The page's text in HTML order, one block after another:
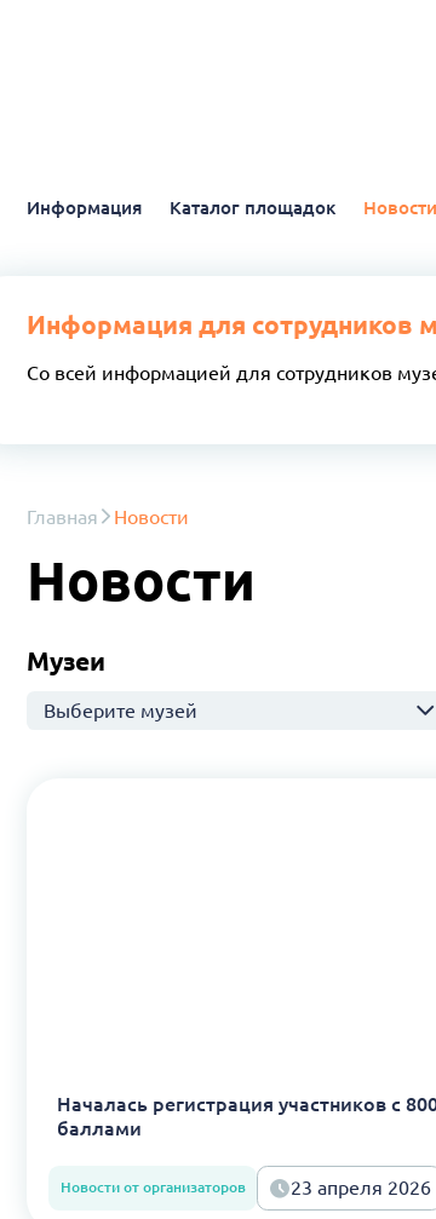
Информация Каталог площадок Новости
Информация для сотрудников
Со всей информацией для сотрудников
Главная Новости
Новости
Музеи
Выберите музей
Началась регистрация участников с
баллами
Новости от организаторов 23 апреля 2026